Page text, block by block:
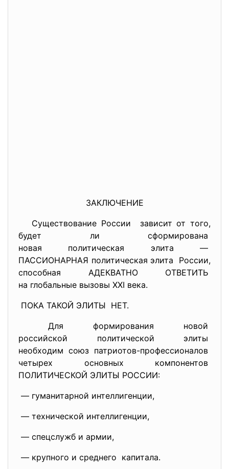
ЗАКЛЮЧЕНИЕ
Существование России зависит от того,
будет ли сформирована
новая политическая элита —
ПАССИОНАРНАЯ политическая элита России,
способная АДЕКВАТНО ОТВЕТИТЬ
на глобальные вызовы XXI века.
ПОКА ТАКОЙ ЭЛИТЫ НЕТ.
Для формирования новой
российской политической элиты
необходим союз патриотов-профессионалов
четырех основных компонентов
ПОЛИТИЧЕСКОЙ ЭЛИТЫ РОССИИ:
— гуманитарной интеллигенции,
— технической интеллигенции,
— спецслужб и армии,
— крупного и среднего капитала.